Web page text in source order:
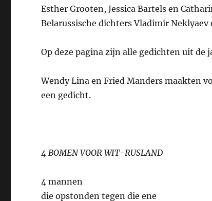
Esther Grooten, Jessica Bartels en
Belarussische dichters Vladimir
Op deze pagina zijn alle gedichten uit de
Wendy Lina en Fried Manders maakten
een gedicht.
4 BOMEN VOOR WIT-RUSLAND
4 mannen
die opstonden tegen die ene